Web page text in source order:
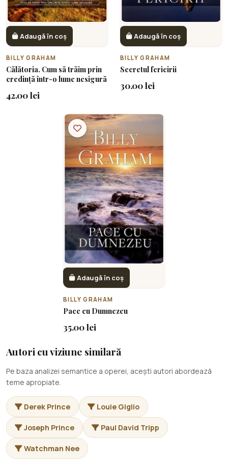
Adaugă în coș
BILLY GRAHAM
Călătoria. Cum să trăim prin
credință într-o lume nesigură
42.00 lei
Adaugă în coș
BILLY GRAHAM
Secretul fericirii
30.00 lei
Adaugă în coș
BILLY GRAHAM
Pace cu Dumnezeu
35.00 lei
Autori cu viziune similară
Pe baza analizei semantice a operei, acești autori abordează
teme apropiate.
Derek Prince Louie Giglio
Joseph Prince Paul David Tripp
Watchman Nee